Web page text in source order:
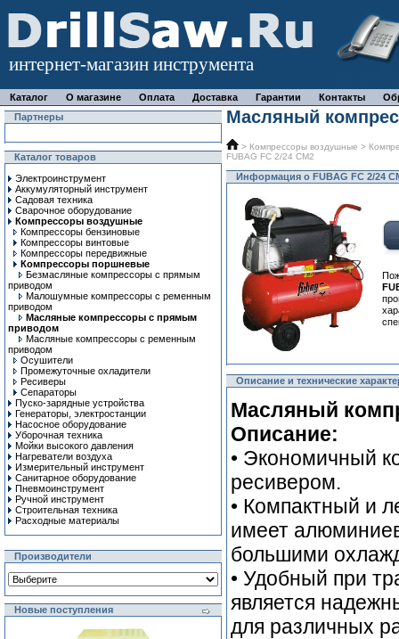
интернет-магазин инструмента
Каталог О магазине Оплата Доставка Гарантии Контакты
Партнеры
Каталог товаров
Электроинструмент
Аккумуляторный инструмент
Садовая техника
Сварочное оборудование
Компрессоры воздушные
Компрессоры бензиновые
Компрессоры винтовые
Компрессоры передвижные
Компрессоры поршневые
Безмасляные компрессоры с прямым
приводом
Малошумные компрессоры с ременным
приводом
Масляные компрессоры с прямым
приводом
Масляные компрессоры с ременным
приводом
Осушители
Промежуточные охладители
Ресиверы
Сепараторы
Пуско-зарядные устройства
Генераторы, электростанции
Насосное оборудование
Уборочная техника
Мойки высокого давления
Нагреватели воздуха
Измерительный инструмент
Санитарное оборудование
Пневмоинструмент
Ручной инcтрумент
Строительная техника
Расходные материалы
Производители
Новые поступления
Масляный
> Компрессоры воздушные >
FUBAG FC 2/24 CM2
Информация о FUBAG FC 2/24
Описание и технические
Масляный
Описание:
• Экономичный
ресивером.
• Компактный и
имеет
большими
• Удобный при
является
для различных